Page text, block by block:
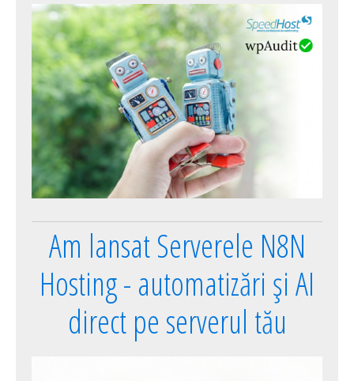
Am lansat Serverele N8N
Hosting - automatizări și AI
direct pe serverul tău